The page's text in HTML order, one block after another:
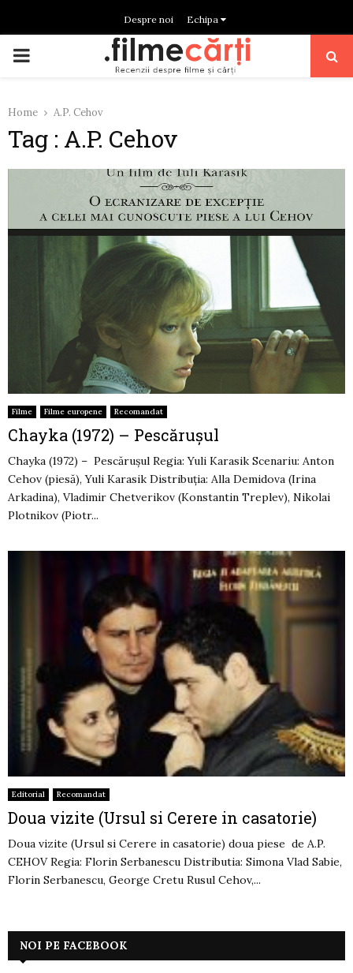
Despre noi Echipa
PRIMARY
Home A.P. Cehov
Tag : A.P. Cehov
Filme Filme europene Recomandat
Chayka (1972) – Pescărușul
Chayka (1972) – Pescărușul Regia: Yuli Karasik Scenariu: Anton
Cehov (piesă), Yuli Karasik Distribuția: Alla Demidova (Irina
Arkadina), Vladimir Chetverikov (Konstantin Treplev), Nikolai
Plotnikov (Piotr...
Editorial Recomandat
Doua vizite (Ursul si Cerere in casatorie)
Doua vizite (Ursul si Cerere in casatorie) doua piese de A.P.
CEHOV Regia: Florin Serbanescu Distributia: Simona Vlad Sabie,
Florin Serbanescu, George Cretu Rusul Cehov,...
NOI PE FACEBOOK